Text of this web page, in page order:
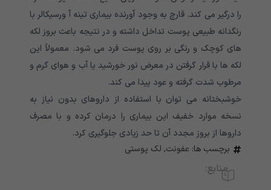
را درگیر می کند. قارچ به وجود آورنده بیماری تینه آ ورسیکالر با
رنگدانه طبیعی پوست تداخل داشته و در نتیجه باعث بروز لکه
های کوچک و رنگی بر روی پوست فرد می شود. معمولاً این
لکه ها با قرار گرفتن در معرض نور خورشید یا آب و هوای گرم و
مرطوب شدت گرفته و عود پیدا می کند.
خوشبختانه می توان با استفاده از داروهای بدون نیاز به
نسخه موارد خفیف این بیماری را درمان کرده و با مصرف
داروها از بروز مجدد آن تا حد زیادی جلوگیری کرد.
برچسب ها: عفونت, لک پوستی
منابع: